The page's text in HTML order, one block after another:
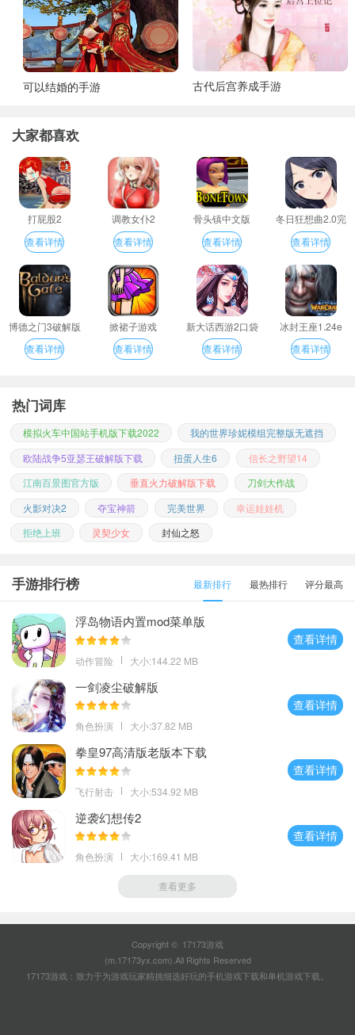
可以结婚的手游 古代后宫养成手游
大家都喜欢
打屁股2
查看详情
调教女仆2
查看详情
骨头镇中文版
查看详情
冬日狂想曲2.0完
整汉化版
查看详情
博德之门3破解版
查看详情
掀裙子游戏
查看详情
新大话西游2口袋
版
查看详情
冰封王座1.24e
查看详情
热门词库
模拟火车中国站手机版下载2022
我的世界珍妮模组完整版无遮挡
欧陆战争5亚瑟王破解版下载
扭蛋人生6
信长之野望14
江南百景图官方版
垂直火力破解版下载
刀剑大作战
火影对决2
夺宝神箭 完美世界
幸运娃娃机
拒绝上班
灵契少女 封仙之怒
手游排行榜 最新排行 最热排行 评分最高
浮岛物语内置mod菜单版
动作冒险 大小:144.22 MB
查看详情
一剑凌尘破解版
角色扮演 大小:37.82 MB
查看详情
拳皇97高清版老版本下载
飞行射击 大小:534.92 MB
查看详情
逆袭幻想传2
角色扮演 大小:169.41 MB
查看详情
查看更多
Copyright © 17173游戏
(m.17173yx.com).All Rights Reserved
17173游戏：致力于为游戏玩家精挑细选好玩的手机游戏下载和单机游戏下载